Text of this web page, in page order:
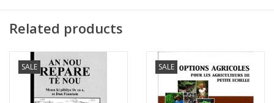
Related products
SALE SALE